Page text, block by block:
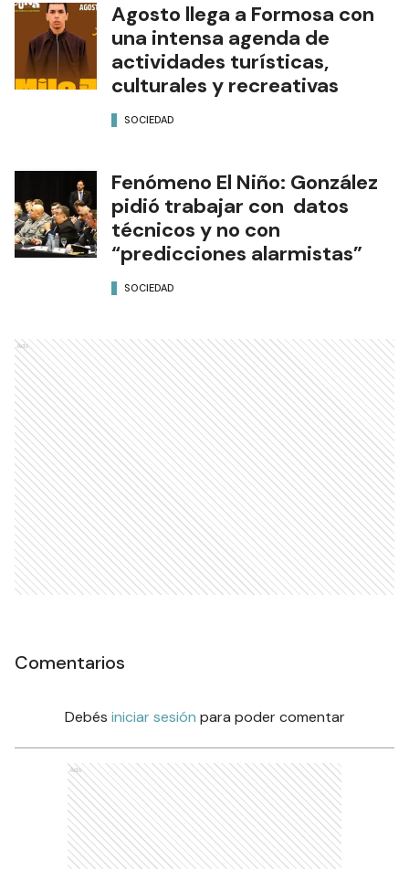
Agosto llega a Formosa con
una intensa agenda de
actividades turísticas,
culturales y recreativas
SOCIEDAD
Fenómeno El Niño: González
pidió trabajar con datos
técnicos y no con
“predicciones alarmistas”
SOCIEDAD
Ads
Comentarios
Debés iniciar sesión para poder comentar
Ads